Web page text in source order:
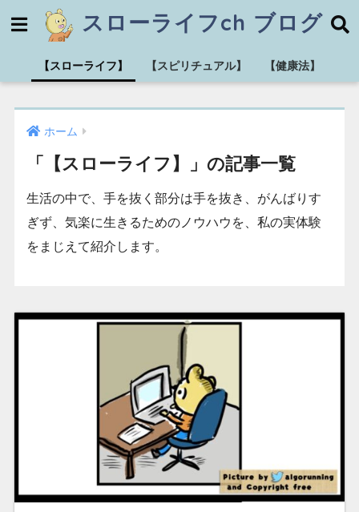
スローライフch ブログ
【スローライフ】 【スピリチュアル】 【健康法】
ホーム
「【スローライフ】」の記事一覧
生活の中で、手を抜く部分は手を抜き、がんばりす
ぎず、気楽に生きるためのノウハウを、私の実体験
をまじえて紹介します。